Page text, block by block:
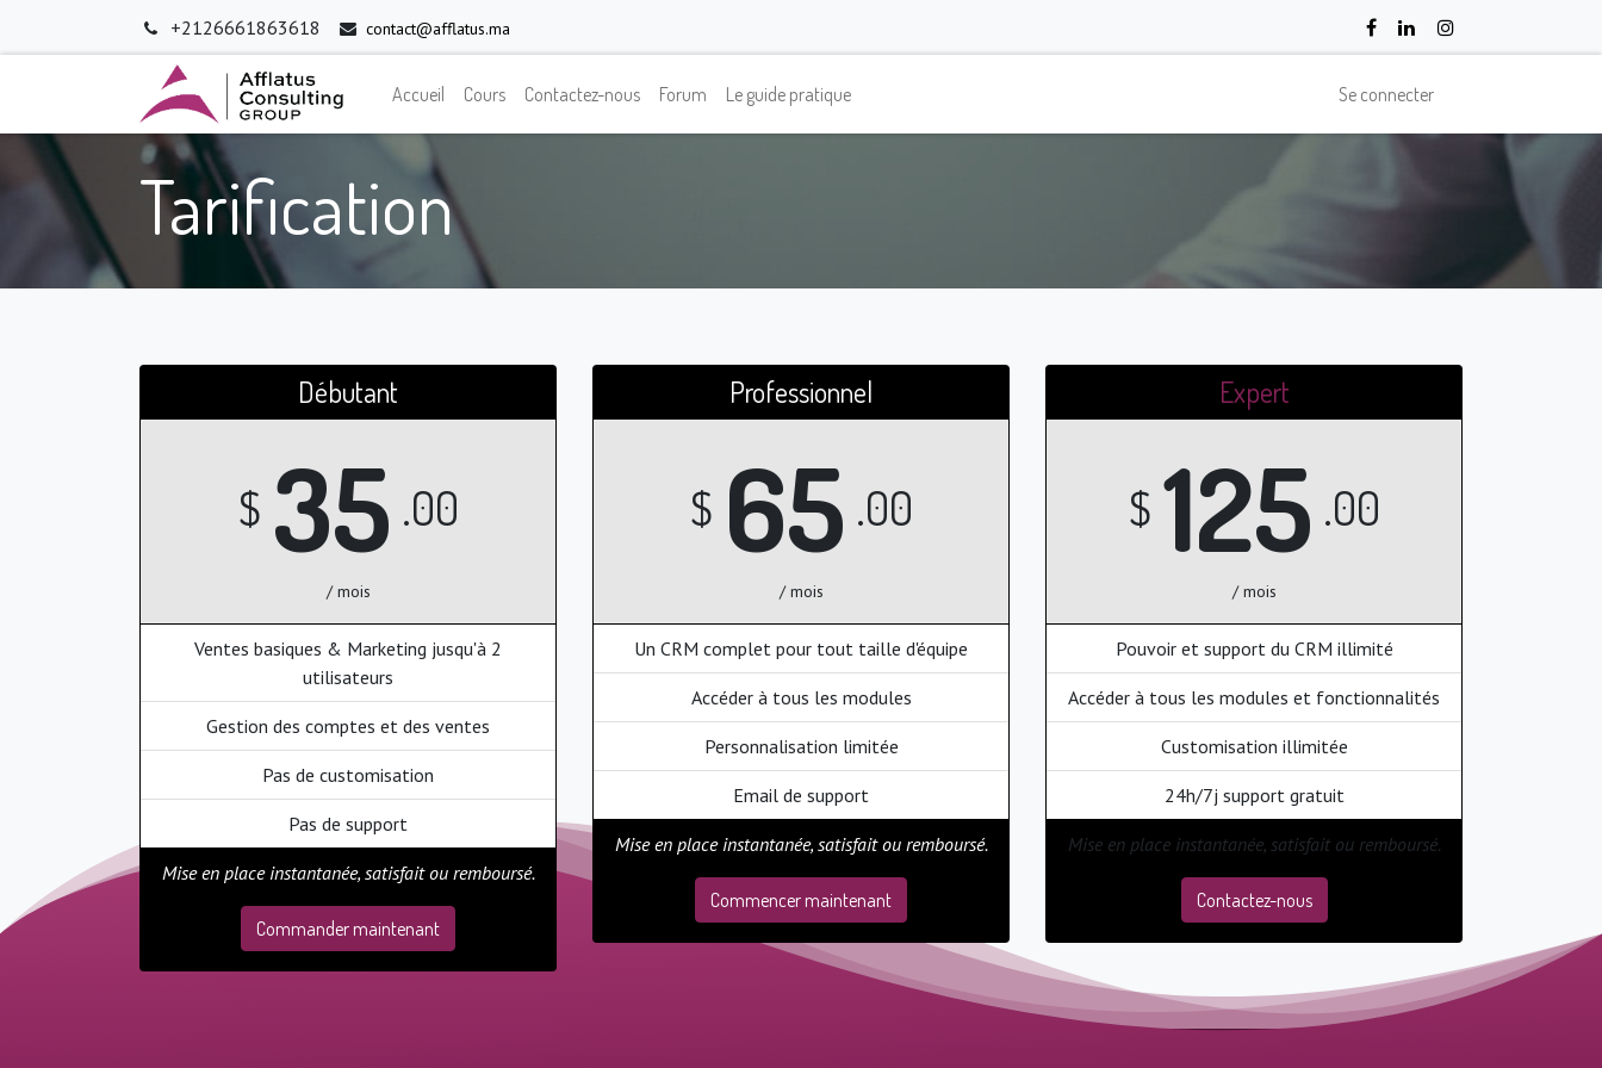
+2126661863618 contact@afflatus.ma
Accueil Cours Contactez-nous Forum Le guide pratique Se connecter
Tarification
Débutant
$ 35 .00
/ mois
Ventes basiques & Marketing jusqu'à 2
utilisateurs
Gestion des comptes et des ventes
Pas de customisation
Pas de support
Mise en place instantanée, satisfait ou remboursé.
Commander maintenant
Professionnel
$ 65 .00
/ mois
Un CRM complet pour tout taille d'équipe
Accéder à tous les modules
Personnalisation limitée
Email de support
Mise en place instantanée, satisfait ou remboursé.
Commencer maintenant
Expert
$ 125 .00
/ mois
Pouvoir et support du CRM illimité
Accéder à tous les modules et fonctionnalités
Customisation illimitée
24h/7j support gratuit
Mise en place instantanée, satisfait ou remboursé.
Contactez-nous